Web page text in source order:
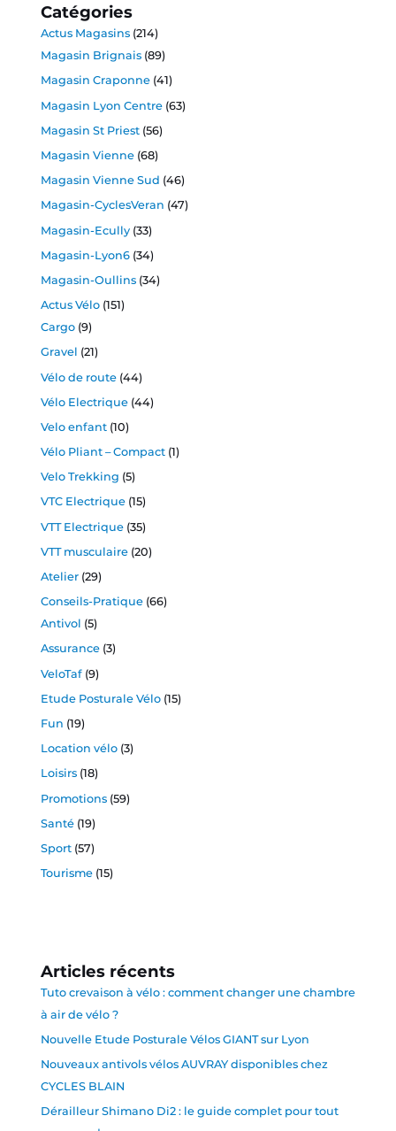
Catégories
Actus Magasins(214)
Magasin Brignais(89)
Magasin Craponne(41)
Magasin Lyon Centre(63)
Magasin St Priest(56)
Magasin Vienne(68)
Magasin Vienne Sud (46)
Magasin-CyclesVeran (47)
Magasin-Ecully(33)
Magasin-Lyon6(34)
Magasin-Oullins(34)
Actus Vélo(151)
Cargo(9)
Gravel (21)
Vélo de route(44)
Vélo Electrique(44)
Velo enfant(10)
Vélo Pliant – Compact(1)
Velo Trekking (5)
VTC Electrique(15)
VTT Electrique(35)
VTT musculaire(20)
Atelier(29)
Conseils-Pratique(66)
Antivol (5)
Assurance(3)
VeloTaf(9)
Etude Posturale Vélo(15)
Fun (19)
Location vélo(3)
Loisirs(18)
Promotions(59)
Santé(19)
Sport(57)
Tourisme(15)
Articles récents
Tuto crevaison à vélo : comment changer une chambre
à air de vélo ?
Nouvelle Etude Posturale Vélos GIANT sur Lyon
Nouveaux antivols vélos AUVRAY disponibles chez
CYCLES BLAIN
Dérailleur Shimano Di2 : le guide complet pour tout